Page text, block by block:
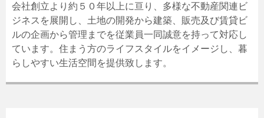
会社創立より約５０年以上に亘り、多様な不動産関連ビ
ジネスを展開し、土地の開発から建築、販売及び賃貸ビ
ルの企画から管理までを従業員一同誠意を持って対応し
ています。住まう方のライフスタイルをイメージし、暮
らしやすい生活空間を提供致します。